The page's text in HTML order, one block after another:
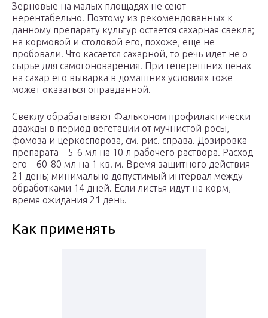
Зерновые на малых площадях не сеют –
нерентабельно. Поэтому из рекомендованных к
данному препарату культур остается сахарная свекла;
на кормовой и столовой его, похоже, еще не
пробовали. Что касается сахарной, то речь идет не о
сырье для самогоноварения. При теперешних ценах
на сахар его выварка в домашних условиях тоже
может оказаться оправданной.
Свеклу обрабатывают Фальконом профилактически
дважды в период вегетации от мучнистой росы,
фомоза и церкоспороза, см. рис. справа. Дозировка
препарата – 5-6 мл на 10 л рабочего раствора. Расход
его – 60-80 мл на 1 кв. м. Время защитного действия
21 день; минимально допустимый интервал между
обработками 14 дней. Если листья идут на корм,
время ожидания 21 день.
Как применять